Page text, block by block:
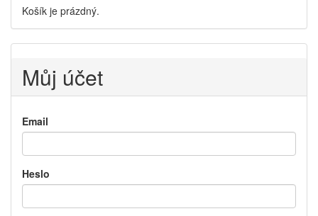
Košík je prázdný.
Můj účet
Email
Heslo